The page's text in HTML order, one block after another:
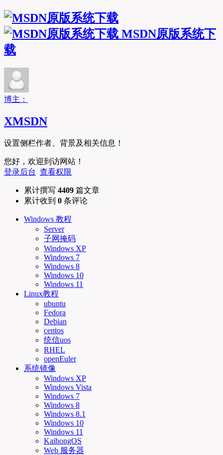
MSDN原版系统下
载
博主：
XMSDN
设置侧栏作者、背景及相关信息！
您好，欢迎到访网站！
登录后台 查看权限
累计撰写 4409 篇文章
累计收到 0 条评论
Windows 教程
Server
子网掩码
Windows XP
Windows 7
Windows 8
Windows 10
Windows 11
Linux教程
ubuntu
Fedora
Debian
centos
统信uos
RHEL
openEuler
系统镜像
Windows XP
Windows Vista
Windows 7
Windows 8
Windows 8.1
Windows 10
Windows 11
KaihongOS
Web 服务器